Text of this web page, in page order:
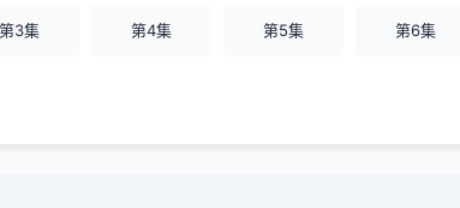
第3集 第4集 第5集 第6集